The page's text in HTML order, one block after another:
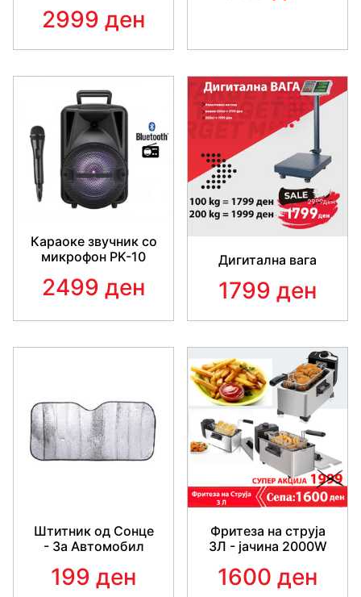
2999 ден
Караоке звучник со
микрофон PK-10
2499 ден
Дигитална вага
1799 ден
Штитник од Сонце
- За Автомобил
199 ден
Фритеза на струја
3Л - јачина 2000W
1600 ден